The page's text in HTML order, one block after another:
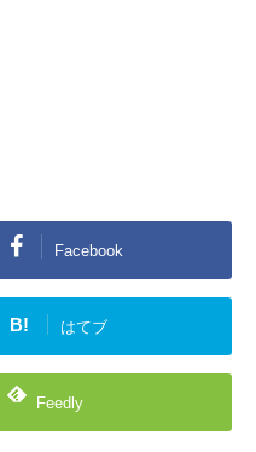
Facebook
B! はてブ
Feedly